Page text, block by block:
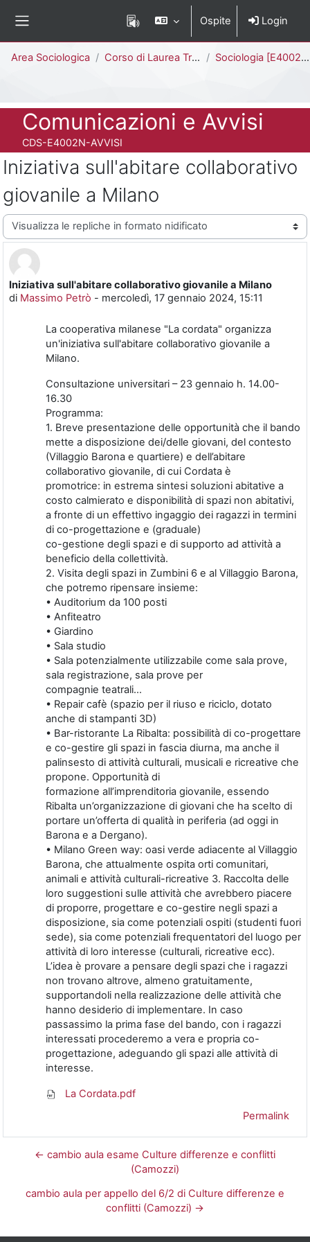
Ospite Login
Area Sociologica Corso di Laurea Triennale Sociologia [E4002N - E4001N]
Titolo del corso
Comunicazioni e Avvisi
Codice identificativo del corso
CDS-E4002N-AVVISI
Iniziativa sull'abitare collaborativo
giovanile a Milano
Modalità visualizzazione
Iniziativa sull'abitare collaborativo giovanile a Milano
di Massimo Petrò - mercoledì, 17 gennaio 2024, 15:11
Numero di risposte: 0
La cooperativa milanese "La cordata" organizza
un'iniziativa sull'abitare collaborativo giovanile a
Milano.
Consultazione universitari – 23 gennaio h. 14.00-
16.30
Programma:
1. Breve presentazione delle opportunità che il bando
mette a disposizione dei/delle giovani, del contesto
(Villaggio Barona e quartiere) e dell’abitare
collaborativo giovanile, di cui Cordata è
promotrice: in estrema sintesi soluzioni abitative a
costo calmierato e disponibilità di spazi non abitativi,
a fronte di un effettivo ingaggio dei ragazzi in termini
di co-progettazione e (graduale)
co-gestione degli spazi e di supporto ad attività a
beneficio della collettività.
2. Visita degli spazi in Zumbini 6 e al Villaggio Barona,
che potremo ripensare insieme:
• Auditorium da 100 posti
• Anfiteatro
• Giardino
• Sala studio
• Sala potenzialmente utilizzabile come sala prove,
sala registrazione, sala prove per
compagnie teatrali...
• Repair cafè (spazio per il riuso e riciclo, dotato
anche di stampanti 3D)
• Bar-ristorante La Ribalta: possibilità di co-progettare
e co-gestire gli spazi in fascia diurna, ma anche il
palinsesto di attività culturali, musicali e ricreative che
propone. Opportunità di
formazione all’imprenditoria giovanile, essendo
Ribalta un’organizzazione di giovani che ha scelto di
portare un’offerta di qualità in periferia (ad oggi in
Barona e a Dergano).
• Milano Green way: oasi verde adiacente al Villaggio
Barona, che attualmente ospita orti comunitari,
animali e attività culturali-ricreative 3. Raccolta delle
loro suggestioni sulle attività che avrebbero piacere
di proporre, progettare e co-gestire negli spazi a
disposizione, sia come potenziali ospiti (studenti fuori
sede), sia come potenziali frequentatori del luogo per
attività di loro interesse (culturali, ricreative ecc).
L’idea è provare a pensare degli spazi che i ragazzi
non trovano altrove, almeno gratuitamente,
supportandoli nella realizzazione delle attività che
hanno desiderio di implementare. In caso
passassimo la prima fase del bando, con i ragazzi
interessati procederemo a vera e propria co-
progettazione, adeguando gli spazi alle attività di
interesse.
La Cordata.pdf
Permalink
← cambio aula esame Culture differenze e conflitti
(Camozzi)
cambio aula per appello del 6/2 di Culture differenze e
conflitti (Camozzi) →